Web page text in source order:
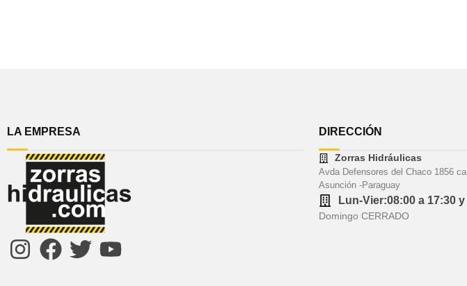
LA EMPRESA DIRECCIÓN
Zorras Hidráulicas
Avda Defensores del Chaco 1856
Asunción -Paraguay
Lun-Vier:08:00 a 17:30
Domingo CERRADO